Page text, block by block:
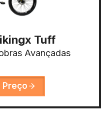
Tuff
Avançadas
Preço